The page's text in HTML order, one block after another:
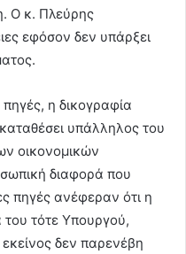
Ο κ. Πλεύρης
εφόσον δεν υπάρξει
η δικογραφία
υπάλληλος του
οικονομικών
διαφορά που
πηγές ανέφεραν ότι η
τότε Υπουργού,
δεν παρενέβη